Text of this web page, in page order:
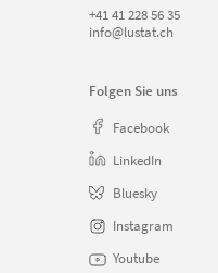
+41 41 228 56 35
info@lustat.ch
Folgen Sie uns
Facebook
LinkedIn
Bluesky
Instagram
Youtube